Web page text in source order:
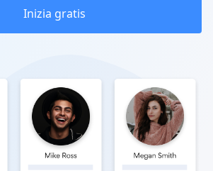
Inizia gratis